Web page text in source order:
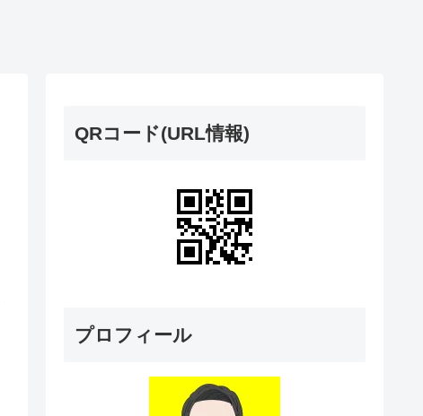
QRコード(URL情報)
プロフィール